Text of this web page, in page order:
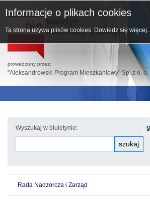
prowadzony przez:
"Aleksandrowski Program Mieszkaniowy" Sp. z o. o.
Wyszukaj w biuletynie:
szukaj
Rada Nadzorcza i Zarząd
Informacje o plikach cookies
Ta strona używa plików cookies. Dowiedz się więcej...